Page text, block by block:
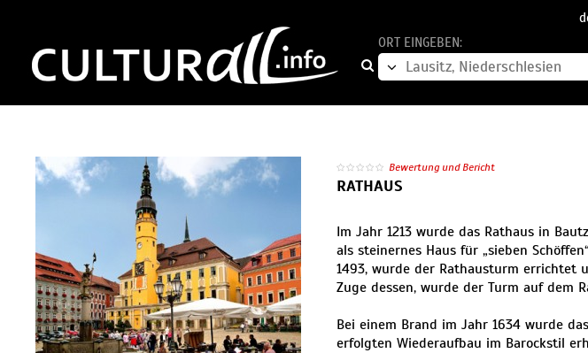
ORT EINGEBEN:
Bewertung und Bericht
RATHAUS
Im Jahr 1213 wurde das Rathaus in
als steinernes Haus für „sieben
1493, wurde der Rathausturm errichtet
Zuge dessen, wurde der Turm auf dem
Bei einem Brand im Jahr 1634 wurde
erfolgten Wiederaufbau im Barockstil